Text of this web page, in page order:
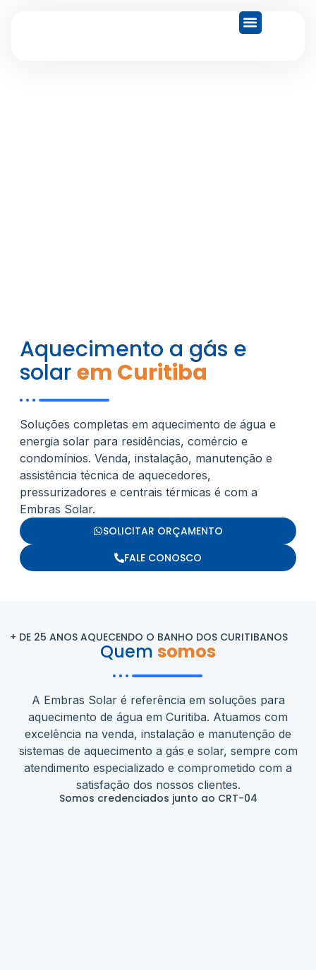
Aquecimento a gás e
solarem Curitiba
Soluções completas em aquecimento de água e
energia solar para residências, comércio e
condomínios. Venda, instalação, manutenção e
assistência técnica de aquecedores,
pressurizadores e centrais térmicas é com a
Embras Solar.
SOLICITAR ORÇAMENTO
FALE CONOSCO
+ DE 25 ANOS AQUECENDO O BANHO DOS CURITIBANOS
Quem somos
A Embras Solar é referência em soluções para
aquecimento de água em Curitiba. Atuamos com
excelência na venda, instalação e manutenção de
sistemas de aquecimento a gás e solar, sempre com
atendimento especializado e comprometido com a
satisfação dos nossos clientes.
Somos credenciados junto ao CRT-04